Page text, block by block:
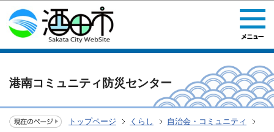
このページの本文へ移動
港南コミュニティ防災センター
トップページ くらし
自治会・コミュニティ